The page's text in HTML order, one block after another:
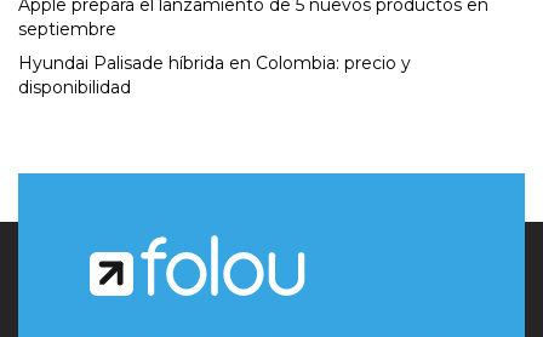
Apple prepara el lanzamiento de 5 nuevos productos en
septiembre
Hyundai Palisade híbrida en Colombia: precio y
disponibilidad